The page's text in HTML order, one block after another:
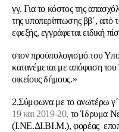
γγ. Για το κόστος της
της υποπερίπτωσης ββ΄, από
εφεξής, εγγράφεται ειδική
στον προϋπολογισμό του
κατανέμεται με απόφαση
οικείους δήμους.»
2.Σύμφωνα με το ανωτέρω γ΄
19 και 2019-20, το Ίδρυμα
(Ι.ΝΕ.ΔΙ.ΒΙ.Μ.), φορέας